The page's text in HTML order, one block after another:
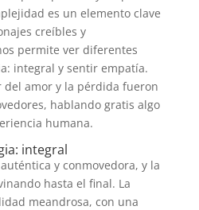
es un elemento clave
creíbles y
permite ver diferentes
integral y sentir empatía.
del amor y la pérdida fueron
hablando gratis algo
humana.
integral
y conmovedora, y la
hasta el final. La
meandrosa, con una